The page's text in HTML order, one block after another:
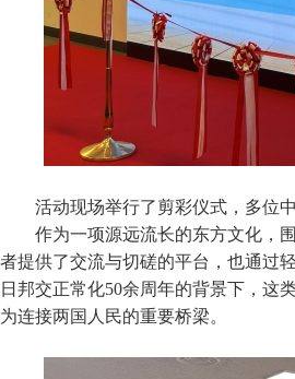
活动现场举行了剪彩仪式，多位
作为一项源远流长的东方文化，
者提供了交流与切磋的平台，也通过
日邦交正常化50余周年的背景下，这
为连接两国人民的重要桥梁。